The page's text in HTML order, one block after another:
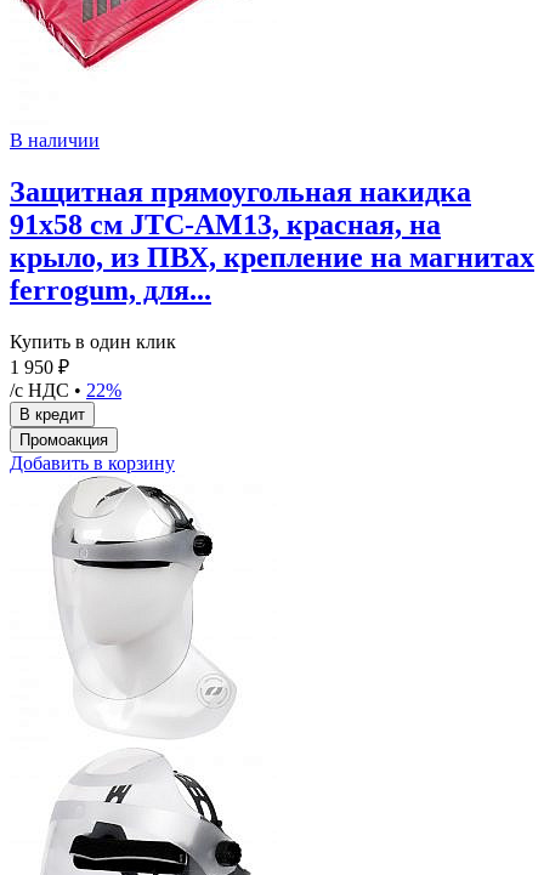
В наличии
Защитная прямоугольная накидка
91х58 см JTC-AM13, красная, на
крыло, из ПВХ, крепление на магнитах
ferrogum, для...
Купить в один клик
1 950 ₽
/с НДС • 22%
Добавить в корзину